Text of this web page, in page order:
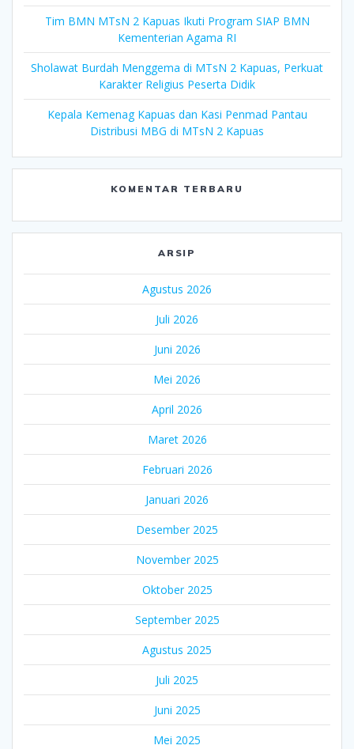
Tim BMN MTsN 2 Kapuas Ikuti Program SIAP BMN
Kementerian Agama RI
Sholawat Burdah Menggema di MTsN 2 Kapuas, Perkuat
Karakter Religius Peserta Didik
Kepala Kemenag Kapuas dan Kasi Penmad Pantau
Distribusi MBG di MTsN 2 Kapuas
KOMENTAR TERBARU
ARSIP
Agustus 2026
Juli 2026
Juni 2026
Mei 2026
April 2026
Maret 2026
Februari 2026
Januari 2026
Desember 2025
November 2025
Oktober 2025
September 2025
Agustus 2025
Juli 2025
Juni 2025
Mei 2025